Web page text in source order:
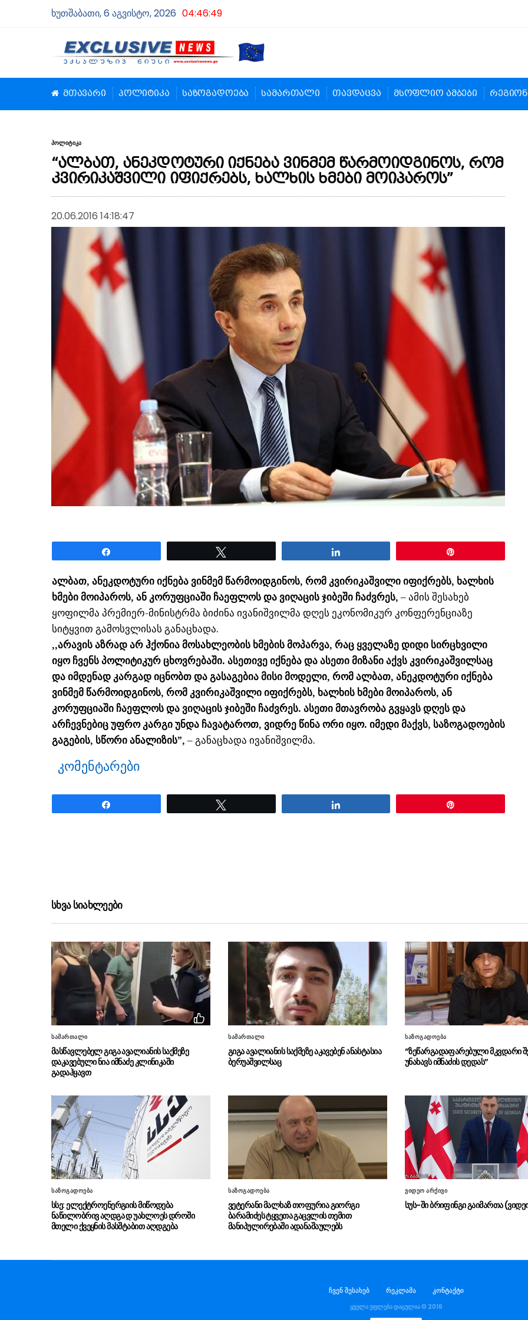
ხუთშაბათი, 6 აგვისტო, 2026 04:46:50
მთავარი პოლიტიკა საზოგადოება სამართალი თავდაცვა მსოფლიო ამბები
პოლიტიკა
“ალბათ, ანეკდოტური იქნება ვინმემ წარმოიდგინოს, რომ
კვირიკაშვილი იფიქრებს, ხალხის ხმები მოიპაროს”
20.06.2016 14:18:47
ალბათ, ანეკდოტური იქნება ვინმემ წარმოიდგინოს, რომ კვირიკაშვილი იფიქრებს, ხალხის
ხმები მოიპაროს, ან კორუფციაში ჩაეფლოს და ვიღაცის ჯიბეში ჩაძვრეს, – ამის შესახებ
ყოფილმა პრემიერ-მინისტრმა ბიძინა ივანიშვილმა დღეს ეკონომიკურ კონფერენციაზე
სიტყვით გამოსვლისას განაცხადა.
,,არავის აზრად არ ჰქონია მოსახლეობის ხმების მოპარვა, რაც ყველაზე დიდი სირცხვილი
იყო ჩვენს პოლიტიკურ ცხოვრებაში. ასეთივე იქნება და ასეთი მიზანი აქვს კვირიკაშვილსაც
და იმდენად კარგად იცნობთ და გასაგებია მისი მოდელი, რომ ალბათ, ანეკდოტური იქნება
ვინმემ წარმოიდგინოს, რომ კვირიკაშვილი იფიქრებს, ხალხის ხმები მოიპაროს, ან
კორუფციაში ჩაეფლოს და ვიღაცის ჯიბეში ჩაძვრეს. ასეთი მთავრობა გვყავს დღეს და
არჩევნებიც უფრო კარგი უნდა ჩავატაროთ, ვიდრე წინა ორი იყო. იმედი მაქვს, საზოგადოების
გაგების, სწორი ანალიზის”, – განაცხადა ივანიშვილმა.
კომენტარები
სხვა სიახლეები
სამართალი
მასწავლებელ გიგა ავალიანის საქმეზე
დაკავებული ნია იმნაძე კლინიკაში
გადაჰყავთ
სამართალი
გიგა ავალიანის საქმეზე აკავებენ ანასტასია
ბერუაშვილსაც
საზოგადოება
“ზეწარგადაფარებული მკვდარი
უნახავს იმნაძის დედას”
საზოგადოება
სსე: ელექტროენერგიის მიწოდება
ნაწილობრივ აღდგა დ უახლოეს დროში
მთელი ქვეყნის მასშტაბით აღდგება
საზოგადოება
ვეტერანი მალხაზ თოფურია გიორგი
ბარამიძეს ტყვეთა გაცვლის თემით
მანიპულირებაში ადანაშაულებს
ვიდეო არქივი
სუს-ში ბრიფინგი გაიმართა
ჩვენ შესახებ რეკლამა კონტაქტი
ყველა უფლება დაცულია © 2016